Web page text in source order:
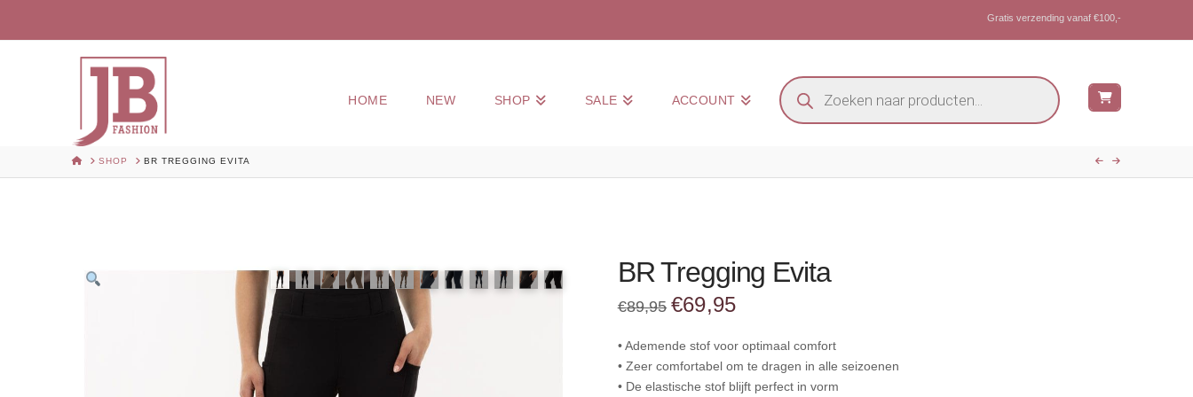
Gratis verzending vanaf €100,-
HOME NEW SHOP SALE ACCOUNT
Producten
zoeken
HOMESHOP BR TREGGING EVITA
BR Tregging Evita
€89,95 Oorspronkelijke
prijs
€89,95.
€69,95Huidige
prijs
€69,95.
• Ademende stof voor optimaal comfort
• Zeer comfortabel om te dragen in alle seizoenen
• De elastische stof blijft perfect in vorm